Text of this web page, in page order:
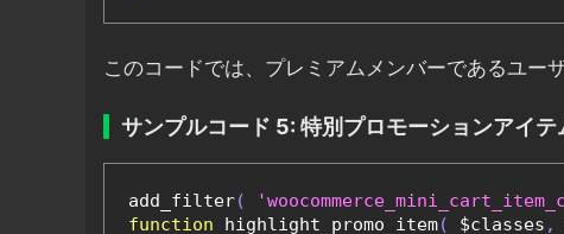
このコードでは、プレミアムメンバーであるユー
サンプルコード 5: 特別プロモーションアイテ
add_filter(
function highlight_promo_item( $classes ,